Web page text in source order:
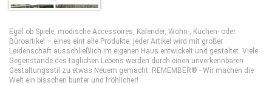
Egal ob Spiele, modische Accessoires, Kalender, Wohn-, Küchen- oder
Büroartikel – eines eint alle Produkte: jeder Artikel wird mit großer
Leidenschaft ausschließlich im eigenen Haus entwickelt und gestaltet. Viele
Gegenstände des täglichen Lebens werden durch einen unverkennbaren
Gestaltungsstil zu etwas Neuem gemacht. REMEMBER® - Wir machen die
Welt ein bisschen bunter und fröhlicher!